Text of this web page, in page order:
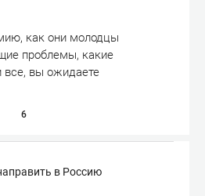
как они молодцы
проблемы, какие
все, вы ожидаете
6
в Россию